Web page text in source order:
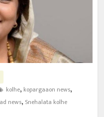
kolhe, kopargaaon news,
news, Snehalata kolhe